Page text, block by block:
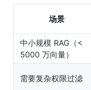
场景
中小规模 RAG（<
5000 万向量）
需要复杂权限过滤